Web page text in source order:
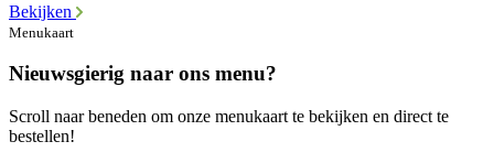
Bekijken
Menukaart
Nieuwsgierig naar ons menu?
Scroll naar beneden om onze menukaart te bekijken en direct te
bestellen!